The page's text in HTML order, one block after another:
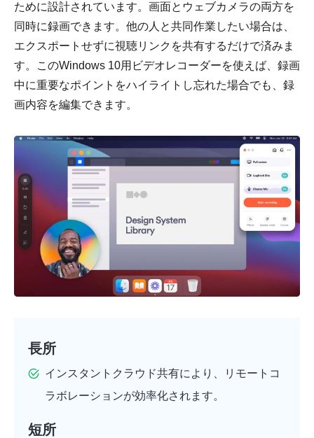
ために設計されています。画面とウェブカメラの両方を
同時に録画できます。他の人と共同作業したい場合は、
エクスポートせずに視聴リンクを共有するだけで済みま
す。このWindows 10用ビデオレコーダーを使えば、録画
中に重要なポイントをハイライトし忘れた場合でも、録
画内容を編集できます。
長所
インスタントクラウド共有により、リモートコ
ラボレーションが効率化されます。
短所